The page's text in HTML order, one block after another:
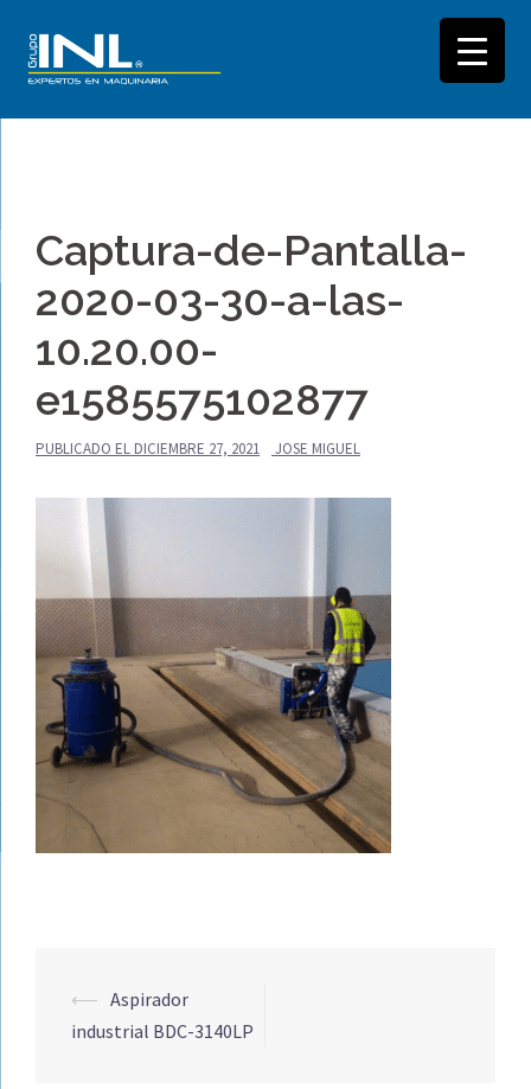
contenido
Captura-de-Pantalla-
2020-03-30-a-las-
10.20.00-
e1585575102877
PUBLICADO EL DICIEMBRE 27, 2021 JOSE MIGUEL
Navegación
de
⟵ Aspirador
industrial BDC-3140LP